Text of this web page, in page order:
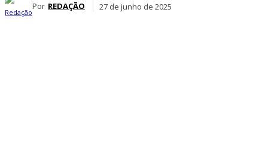
Por REDAÇÃO 27 de junho de 2025